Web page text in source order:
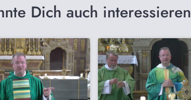
Dich auch interessieren